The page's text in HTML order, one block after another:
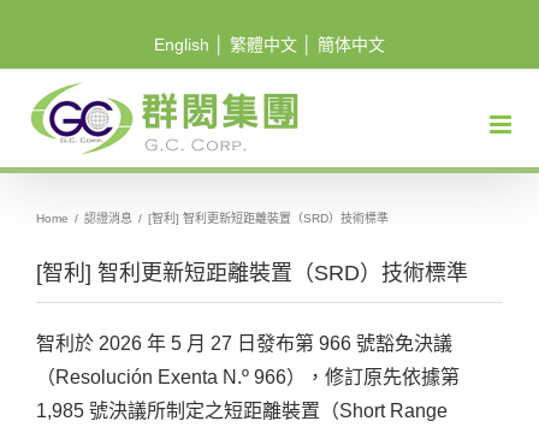
English 繁體中文 簡体中文
Home / 認證消息 / [智利] 智利更新短距離裝置（SRD）技術標準
[智利] 智利更新短距離裝置（SRD）技術標準
智利於 2026 年 5 月 27 日發布第 966 號豁免決議
（Resolución Exenta N.º 966），修訂原先依據第
1,985 號決議所制定之短距離裝置（Short Range